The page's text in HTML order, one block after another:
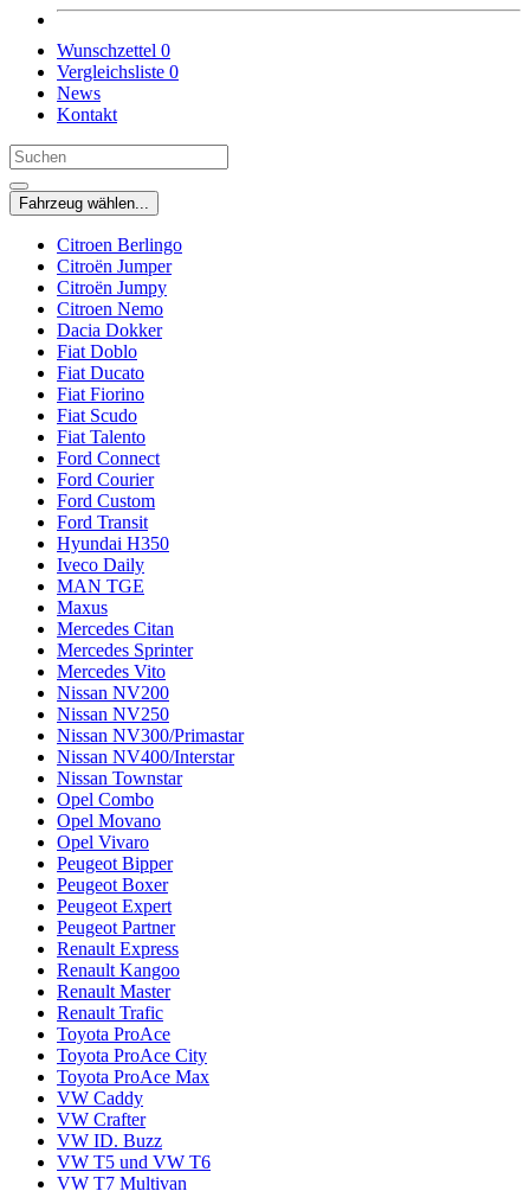
Wunschzettel 0
Vergleichsliste 0
News
Kontakt
Fahrzeug wählen...
Citroen Berlingo
Citroën Jumper
Citroën Jumpy
Citroen Nemo
Dacia Dokker
Fiat Doblo
Fiat Ducato
Fiat Fiorino
Fiat Scudo
Fiat Talento
Ford Connect
Ford Courier
Ford Custom
Ford Transit
Hyundai H350
Iveco Daily
MAN TGE
Maxus
Mercedes Citan
Mercedes Sprinter
Mercedes Vito
Nissan NV200
Nissan NV250
Nissan NV300/Primastar
Nissan NV400/Interstar
Nissan Townstar
Opel Combo
Opel Movano
Opel Vivaro
Peugeot Bipper
Peugeot Boxer
Peugeot Expert
Peugeot Partner
Renault Express
Renault Kangoo
Renault Master
Renault Trafic
Toyota ProAce
Toyota ProAce City
Toyota ProAce Max
VW Caddy
VW Crafter
VW ID. Buzz
VW T5 und VW T6
VW T7 Multivan